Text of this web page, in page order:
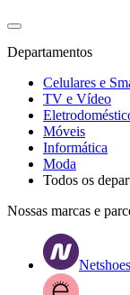
Departamentos
Celulares e
TV e Vídeo
Móveis
Informática
Moda
Todos os
Nossas marcas e
Netshoes